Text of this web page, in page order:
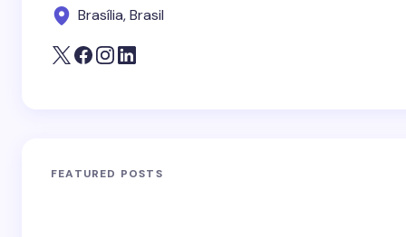
Brasília, Brasil
FEATURED POSTS